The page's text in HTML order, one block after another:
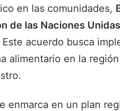
en las comunidades,
de las Naciones
Este acuerdo busca
alimentario en la
enmarca en un plan